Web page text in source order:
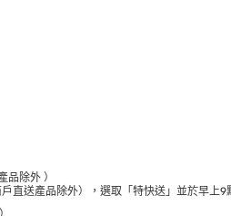
品除外 ）
直送產品除外），選取「特快送」並於早上